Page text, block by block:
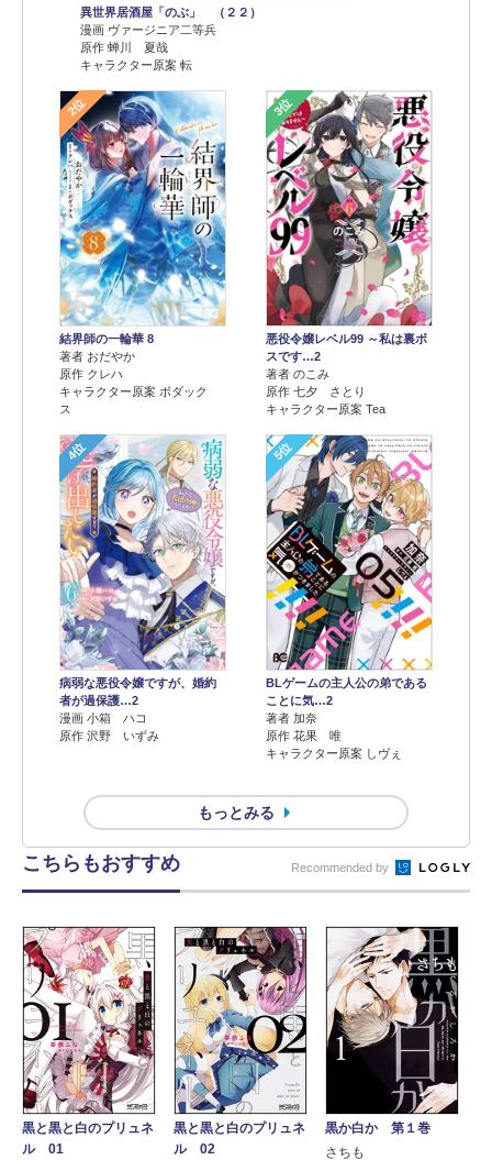
異世界居酒屋「のぶ」 （２２）
漫画 ヴァージニア二等兵
原作 蝉川 夏哉
キャラクター原案 転
2位
結界師の一輪華 8
著者 おだやか
原作 クレハ
キャラクター原案 ボダック
ス
3位
悪役令嬢レベル99 ～私は裏ボ
スです…2
著者 のこみ
原作 七夕 さとり
キャラクター原案 Tea
4位
病弱な悪役令嬢ですが、婚約
者が過保護…2
漫画 小箱 ハコ
原作 沢野 いずみ
5位
BLゲームの主人公の弟である
ことに気…2
著者 加奈
原作 花果 唯
キャラクター原案 しヴぇ
もっとみる
こちらもおすすめ Recommended by
黒と黒と白のプリュネ
ル 01
黒と黒と白のプリュネ
ル 02
黒か白か 第１巻
さちも